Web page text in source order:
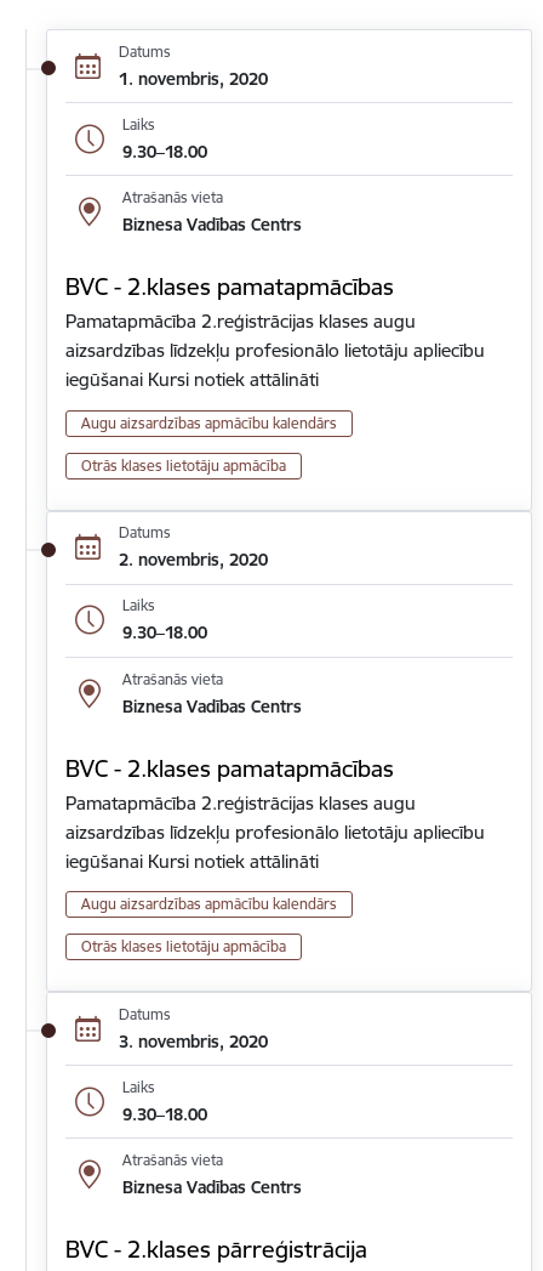
Datums
1. novembris, 2020
Laiks
9.30–18.00
Atrašanās vieta
Biznesa Vadības Centrs
BVC - 2.klases pamatapmācības
Pamatapmācība 2.reģistrācijas klases augu
aizsardzības līdzekļu profesionālo lietotāju apliecību
iegūšanai Kursi notiek attālināti
Augu aizsardzības apmācību kalendārs
Otrās klases lietotāju apmācība
Datums
2. novembris, 2020
Laiks
9.30–18.00
Atrašanās vieta
Biznesa Vadības Centrs
BVC - 2.klases pamatapmācības
Pamatapmācība 2.reģistrācijas klases augu
aizsardzības līdzekļu profesionālo lietotāju apliecību
iegūšanai Kursi notiek attālināti
Augu aizsardzības apmācību kalendārs
Otrās klases lietotāju apmācība
Datums
3. novembris, 2020
Laiks
9.30–18.00
Atrašanās vieta
Biznesa Vadības Centrs
BVC - 2.klases pārreģistrācija